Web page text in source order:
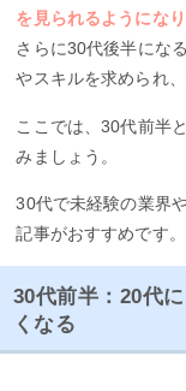
を見られるようにな
さらに30代後半にな
やスキルを求められ
ここでは、30代前半
みましょう。
30代で未経験の業界
記事がおすすめです。
30代前半：20代
くなる